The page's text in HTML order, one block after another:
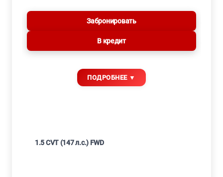
Забронировать
В кредит
1.5 CVT (147 л.с.) FWD